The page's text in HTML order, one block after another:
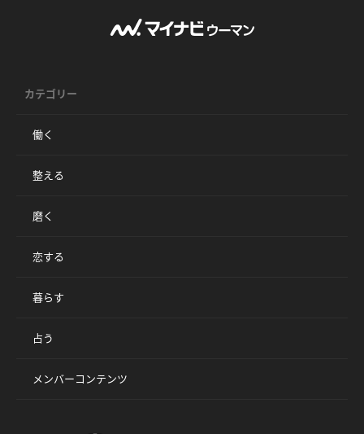
カテゴリー
働く
整える
磨く
恋する
暮らす
占う
メンバーコンテンツ